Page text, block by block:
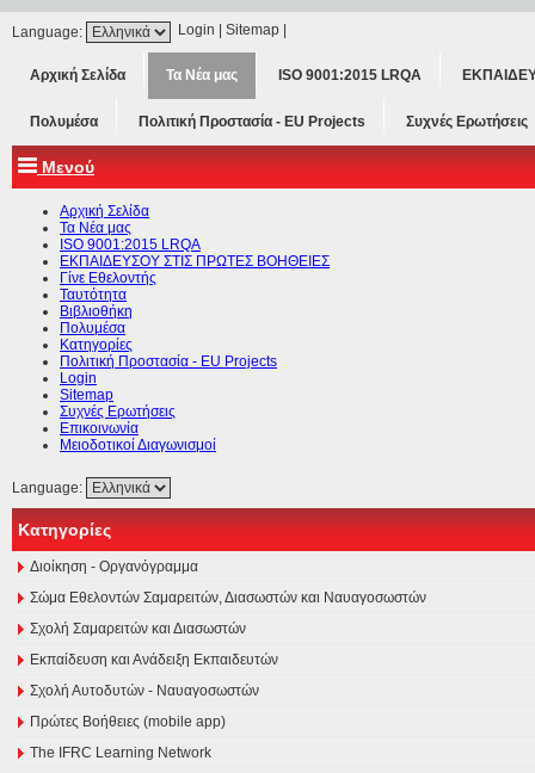
Language: Login Sitemap
Αρχική Σελίδα Τα Νέα μας ISO 9001:2015 LRQA
Πολυμέσα Πολιτική Προστασία - ΕU Projects Συχνές Ερωτήσεις
Μενού
Αρχική Σελίδα
Τα Νέα μας
ISO 9001:2015 LRQA
ΕΚΠΑΙΔΕΥΣΟΥ ΣΤΙΣ ΠΡΩΤΕΣ ΒΟΗΘΕΙΕΣ
Γίνε Εθελοντής
Ταυτότητα
Βιβλιοθήκη
Πολυμέσα
Κατηγορίες
Πολιτική Προστασία - ΕU Projects
Login
Sitemap
Συχνές Ερωτήσεις
Επικοινωνία
Μειοδοτικοί Διαγωνισμοί
Language:
Κατηγορίες
Διοίκηση - Οργανόγραμμα
Σώμα Εθελοντών Σαμαρειτών, Διασωστών και Ναυαγοσωστών
Σχολή Σαμαρειτών και Διασωστών
Εκπαίδευση και Ανάδειξη Εκπαιδευτών
Σχολή Αυτοδυτών - Ναυαγοσωστών
Πρώτες Βοήθειες (mobile app)
The IFRC Learning Network